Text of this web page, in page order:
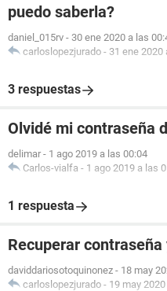
puedo saberla?
daniel_015rv - 30 ene 2020 a las
carloslopezjurado - 31 ene 2020
3 respuestas
Olvidé mi contraseña
delimar - 1 ago 2019 a las 00:04
Carlos-vialfa - 1 ago 2019 a las
1 respuesta
Recuperar
daviddariosotoquinonez - 18 may
carloslopezjurado - 19 may